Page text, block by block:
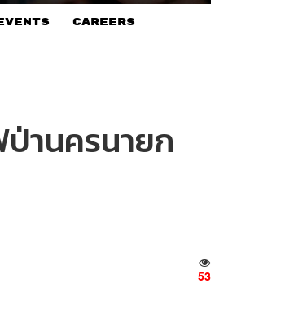
CAREERS
านครนายก
53